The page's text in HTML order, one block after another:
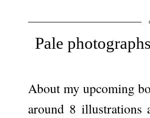
Pale
About my upcoming
around 8 illustrations